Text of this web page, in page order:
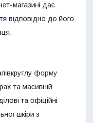
магазині дає
відповідно до його
форму
та масивній
та офіційні
шкіри з